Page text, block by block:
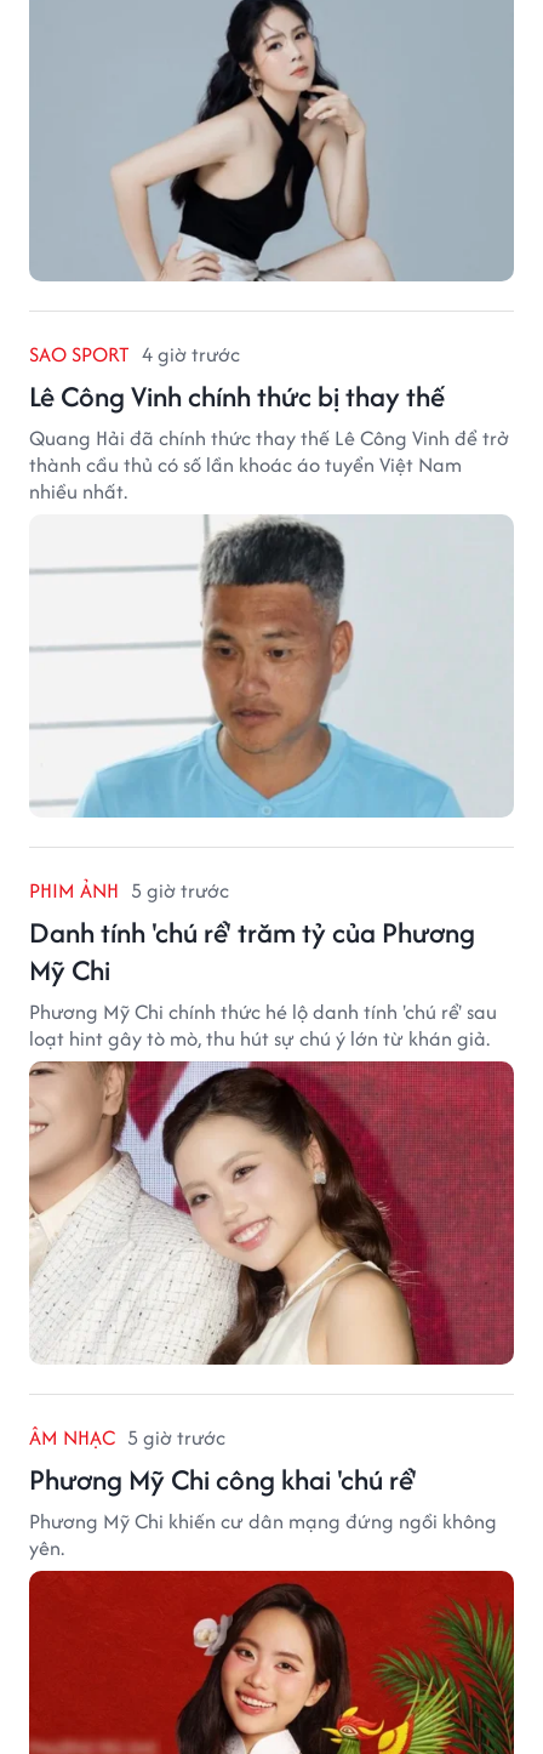
SAO SPORT 4 giờ trước
Lê Công Vinh chính thức bị thay thế
Quang Hải đã chính thức thay thế Lê Công Vinh để trở
thành cầu thủ có số lần khoác áo tuyển Việt Nam
nhiều nhất.
PHIM ẢNH 5 giờ trước
Danh tính 'chú rể' trăm tỷ của Phương
Mỹ Chi
Phương Mỹ Chi chính thức hé lộ danh tính 'chú rể' sau
loạt hint gây tò mò, thu hút sự chú ý lớn từ khán giả.
ÂM NHẠC 5 giờ trước
Phương Mỹ Chi công khai 'chú rể'
Phương Mỹ Chi khiến cư dân mạng đứng ngồi không
yên.